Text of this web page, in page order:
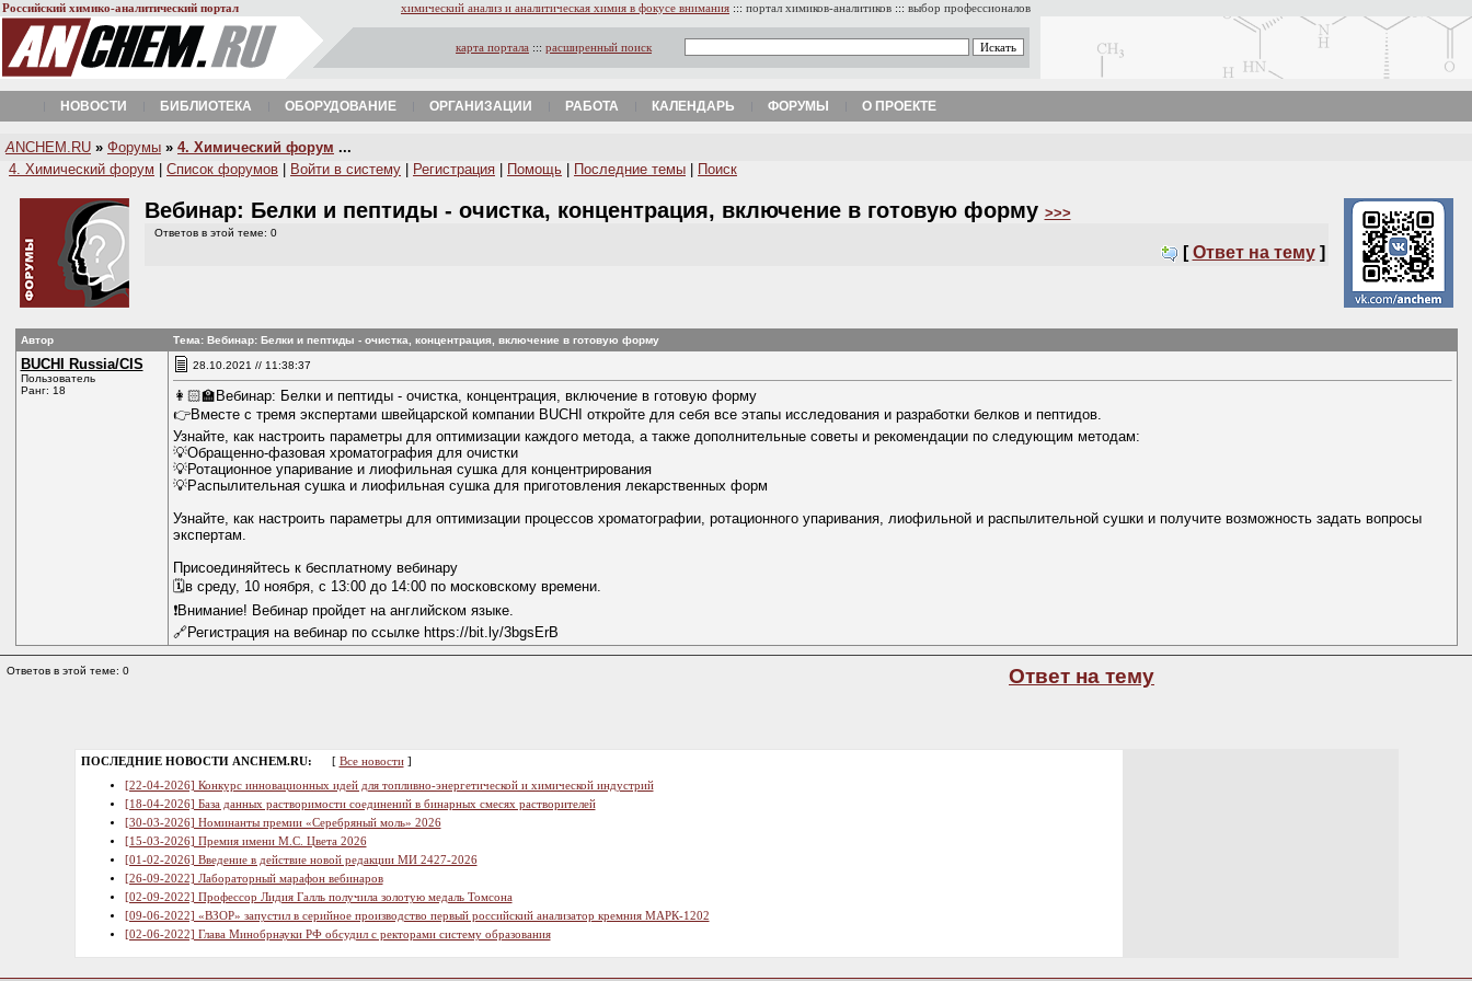
Российский химико-аналитический портал химический анализ и аналитическая химия в фокусе внимания ::: портал химиков-аналитиков ::: выбор профессионалов
карта портала ::: расширенный поиск
НОВОСТИ БИБЛИОТЕКА ОБОРУДОВАНИЕ ОРГАНИЗАЦИИ РАБОТА КАЛЕНДАРЬ ФОРУМЫ О ПРОЕКТЕ
A NCHEM.RU » Форумы » 4. Химический форум ...
4. Химический форум
Список форумов Войти в систему Регистрация Помощь Последние темы Поиск
Вебинар: Белки и пептиды - очистка, концентрация, включение в готовую форму >>>
Ответов в этой теме: 0
[ Ответ на тему ]
Автор Тема: Вебинар: Белки и пептиды - очистка, концентрация, включение в готовую форму
BUCHI Russia/CIS
Пользователь
Ранг: 18
28.10.2021 // 11:38:37
👩🏻‍🏫Вебинар: Белки и пептиды - очистка, концентрация, включение в готовую форму
👉Вместе с тремя экспертами швейцарской компании BUCHI откройте для себя все этапы исследования и разработки белков и пептидов.
Узнайте, как настроить параметры для оптимизации каждого метода, а также дополнительные советы и рекомендации по следующим методам:
💡Обращенно-фазовая хроматография для очистки
💡Ротационное упаривание и лиофильная сушка для концентрирования
💡Распылительная сушка и лиофильная сушка для приготовления лекарственных форм
Узнайте, как настроить параметры для оптимизации процессов хроматографии, ротационного упаривания, лиофильной и распылительной сушки и получите возможность задать вопросы
экспертам.
Присоединяйтесь к бесплатному вебинару
🗓в среду, 10 ноября, с 13:00 до 14:00 по московскому времени.
❗️Внимание! Вебинар пройдет на английском языке.
🔗Регистрация на вебинар по ссылке https://bit.ly/3bgsErB
Ответов в этой теме: 0 Ответ на тему
ПОСЛЕДНИЕ НОВОСТИ ANCHEM.RU: [ Все новости]
[22-04-2026] Конкурс инновационных идей для топливно-энергетической и химической индустрий
[18-04-2026] База данных растворимости соединений в бинарных смесях растворителей
[30-03-2026] Номинанты премии «Серебряный моль» 2026
[15-03-2026] Премия имени М.С. Цвета 2026
[01-02-2026] Введение в действие новой редакции МИ 2427-2026
[26-09-2022] Лабораторный марафон вебинаров
[02-09-2022] Профессор Лидия Галль получила золотую медаль Томсона
[09-06-2022] «ВЗОР» запустил в серийное производство первый российский анализатор кремния МАРК-1202
[02-06-2022] Глава Минобрнауки РФ обсудил с ректорами систему образования